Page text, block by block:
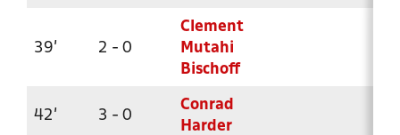
39' 2 - 0
Clement
Mutahi
Bischoff
42' 3 - 0
Conrad
Harder